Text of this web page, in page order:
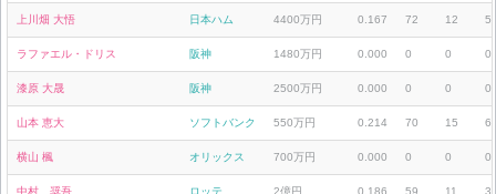
上川畑 大悟 日本ハム 4400万円 0.167 72 12 5
ラファエル・ドリス 阪神 1480万円 0.000 0 0 0
漆原 大晟 阪神 2500万円 0.000 0 0 0
山本 恵大 ソフトバンク 550万円 0.214 70 15 6
横山 楓 オリックス 700万円 0.000 0 0 0
中村 奨吾 ロッテ 2億円 0.186 59 11 3